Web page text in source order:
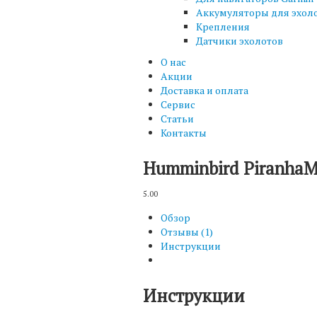
Аккумуляторы для
Крепления
Датчики эхолотов
О нас
Акции
Доставка и оплата
Сервис
Статьи
Контакты
Humminbird
5.00
Обзор
Отзывы (1)
Инструкции
Инструкции